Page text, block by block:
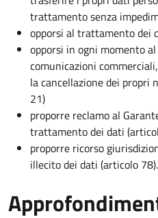
trattamento senza
opporsi al trattamento dei
opporsi in ogni momento
comunicazioni
la cancellazione dei propri
21)
proporre reclamo al
trattamento dei dati
proporre ricorso
illecito dei dati (articolo 78).